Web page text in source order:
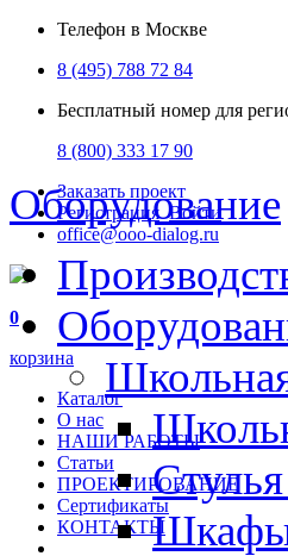
Телефон в Москве
8 (495) 788 72 84
Бесплатный номер для
8 (800) 333 17 90
Заказать проект
Регистрация Войти
office@ooo-dialog.ru
0
корзина
Каталог
О нас
НАШИ РАБОТЫ
Статьи
ПРОЕКТИРОВАНИЕ
Сертификаты
КОНТАКТЫ
Оборудование
Шкафы